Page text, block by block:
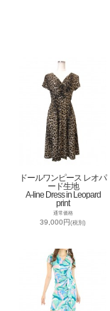
ドールワンピース レオパ
ード生地
A-line Dress in Leopard
print
通常価格
39,000円(税別)